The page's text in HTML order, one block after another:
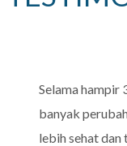
Selama hampir
banyak
lebih sehat dan